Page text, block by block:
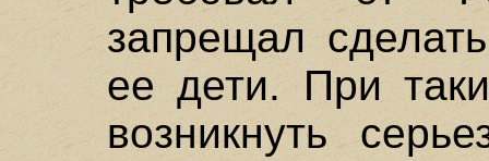
запрещал
ее дети. При
возникнуть